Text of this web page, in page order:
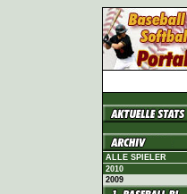
ALLE SPIELER
2010
2009